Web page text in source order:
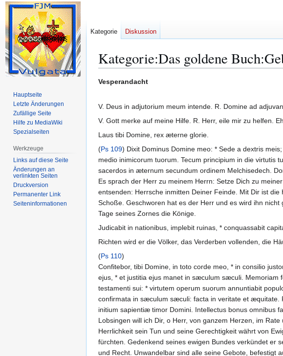
Kategorie:Das goldene
Zur
springen
Zur
springen
Vesperandacht
V. Deus in adjutorium meum intende. R. Domine ad
V. Gott merke auf meine Hilfe. R. Herr, eile mir zu helfen.
Laus tibi Domine, rex æterne glorie.
(Ps 109) Dixit Dominus Domine meo: * Sede a dextris
medio inimicorum tuorum. Tecum principium in die virtutis
sacerdos in æternum secundum ordinem Melchisedech.
Es sprach der Herr zu meinem Herrn: Setze Dich zu
entsenden: Herrsche inmitten Deiner Feinde. Mit Dir ist
Schoße. Geschworen hat es der Herr und es wird ihn
Tage seines Zornes die Könige.
Judicabit in nationibus, implebit ruinas, * conquassabit
Richten wird er die Völker, das Verderben vollenden, die
(Ps 110)
Confitebor, tibi Domine, in toto corde meo, * in consilio
ejus, * et justitia ejus manet in sæculum sæculi. Memoriam
testamenti sui: * virtutem operum suorum annuntiabit
confirmata in sæculum sæculi: facta in veritate et æquitate.
initium sapientiæ timor Domini. Intellectus bonus omnibus
Lobsingen will ich Dir, o Herr, von ganzem Herzen, im
Herrlichkeit sein Tun und seine Gerechtigkeit währt von
fürchten. Gedenkend seines ewigen Bundes verkündet er
und Recht. Unwandelbar sind alle seine Gebote, befestigt
Kategorie Diskussion
Hauptseite
Letzte Änderungen
Zufällige Seite
Hilfe zu MediaWiki
Spezialseiten
Werkzeuge
Links auf diese Seite
Änderungen an
verlinkten Seiten
Druckversion
Permanenter Link
Seiten­­informationen